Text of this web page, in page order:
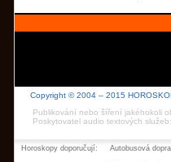
Copyright © 2004 – 2015
Publikování nebo šíření jakéhokoli
Poskytovatel audio textových
Horoskopy doporučují: Autobusová